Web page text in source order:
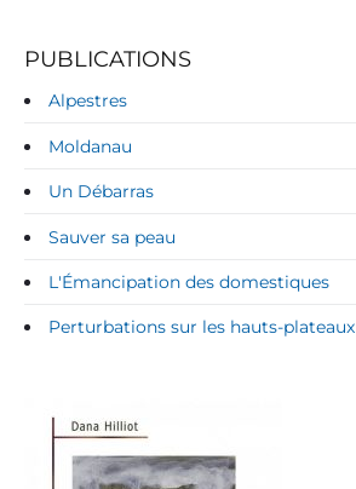
PUBLICATIONS
Alpestres
Moldanau
Un Débarras
Sauver sa peau
L'Émancipation des domestiques
Perturbations sur les hauts-plateaux